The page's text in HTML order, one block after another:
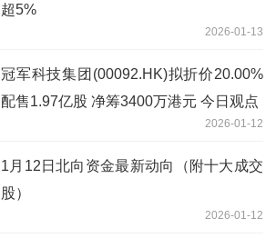
超5%
2026-01-13
冠军科技集团(00092.HK)拟折价20.00%
配售1.97亿股 净筹3400万港元 今日观点
2026-01-12
1月12日北向资金最新动向（附十大成交
股）
2026-01-12